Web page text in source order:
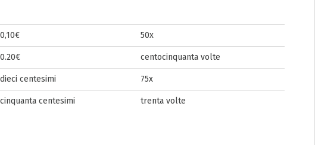
0,10€ 50x
0.20€ centocinquanta volte
dieci centesimi 75x
cinquanta centesimi trenta volte